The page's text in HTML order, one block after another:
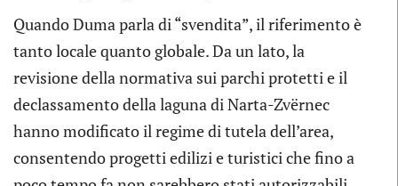
Quando Duma parla di “svendita”, il riferimento è
tanto locale quanto globale. Da un lato, la
revisione della normativa sui parchi protetti e il
declassamento della laguna di Narta-Zvërnec
hanno modificato il regime di tutela dell’area,
consentendo progetti edilizi e turistici che fino a